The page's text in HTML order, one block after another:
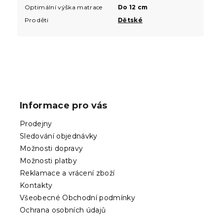
Optimální výška matrace
Do 12 cm
Pro děti
Dětské
Informace pro vás
Prodejny
Sledování objednávky
Možnosti dopravy
Možnosti platby
Reklamace a vrácení zboží
Kontakty
Všeobecné Obchodní podmínky
Ochrana osobních údajů